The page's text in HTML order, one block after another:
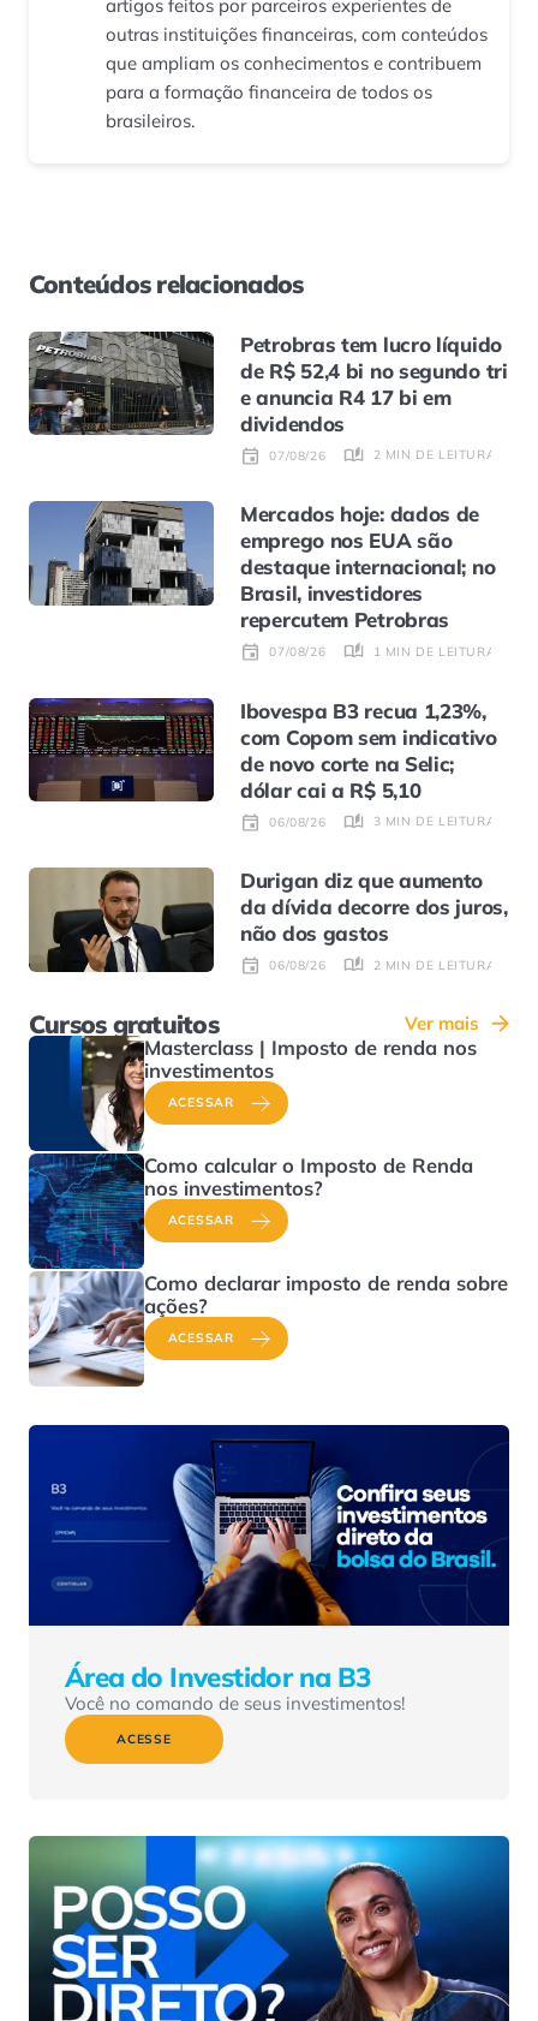
artigos feitos por parceiros experientes de
outras instituições financeiras, com conteúdos
que ampliam os conhecimentos e contribuem
para a formação financeira de todos os
brasileiros.
Conteúdos relacionados
Petrobras tem lucro líquido
de R$ 52,4 bi no segundo tri
e anuncia R4 17 bi em
dividendos
07/08/26 2 MIN DE LEITURA
Mercados hoje: dados de
emprego nos EUA são
destaque internacional; no
Brasil, investidores
repercutem Petrobras
07/08/26 1 MIN DE LEITURA
Ibovespa B3 recua 1,23%,
com Copom sem indicativo
de novo corte na Selic;
dólar cai a R$ 5,10
06/08/26 3 MIN DE LEITURA
Durigan diz que aumento
da dívida decorre dos juros,
não dos gastos
06/08/26 2 MIN DE LEITURA
Cursos gratuitos Ver mais
Masterclass | Imposto de renda nos
investimentos
ACESSAR
Como calcular o Imposto de Renda
nos investimentos?
ACESSAR
Como declarar imposto de renda sobre
ações?
ACESSAR
Área do Investidor na B3
Você no comando de seus investimentos!
ACESSE